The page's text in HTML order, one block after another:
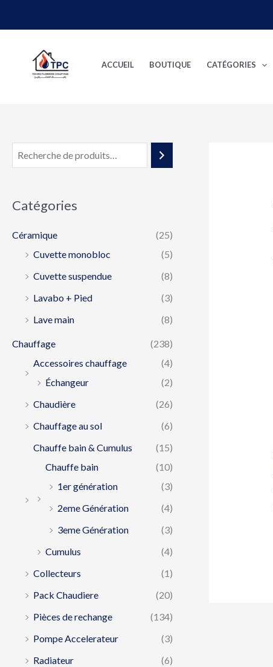
ACCUEIL BOUTIQUE CATÉGORIES
Catégories
Céramique
(25)
Cuvette monobloc
(5)
Cuvette suspendue
(8)
Lavabo + Pied
(3)
Lave main
(8)
Chauffage
(238)
Accessoires chauffage
(4)
Échangeur
(2)
Chaudière
(26)
Chauffage au sol
(6)
Chauffe bain & Cumulus
(15)
Chauffe bain
(10)
1er génération
(3)
2eme Génération
(4)
3eme Génération
(3)
Cumulus
(4)
Collecteurs
(1)
Pack Chaudiere
(20)
Pièces de rechange
(134)
Pompe Accelerateur
(3)
Radiateur
(6)